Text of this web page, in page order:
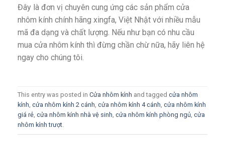
Đây là đơn vị chuyên cung ứng các sản phẩm cửa
nhôm kính chính hãng xingfa, Việt Nhật với nhiều mẫu
mã đa dạng và chất lượng. Nếu như bạn có nhu cầu
mua cửa nhôm kính thì đừng chần chừ nữa, hãy liên hệ
ngay cho chúng tôi.
This entry was posted in Cửa nhôm kính and tagged cửa nhôm
kính, cửa nhôm kính 2 cánh, cửa nhôm kính 4 cánh, cửa nhôm kính
giá rẻ, cửa nhôm kính nhà vệ sinh, cửa nhôm kính phòng ngủ, cửa
nhôm kính trượt.